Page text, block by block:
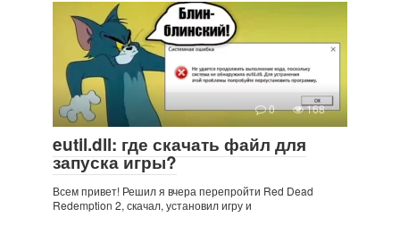
0 168
eutil.dll: где скачать файл для
запуска игры?
Всем привет! Решил я вчера перепройти Red Dead
Redemption 2, скачал, установил игру и